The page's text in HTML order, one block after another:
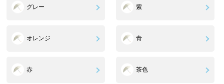
グレー 紫
オレンジ 青
赤 茶色